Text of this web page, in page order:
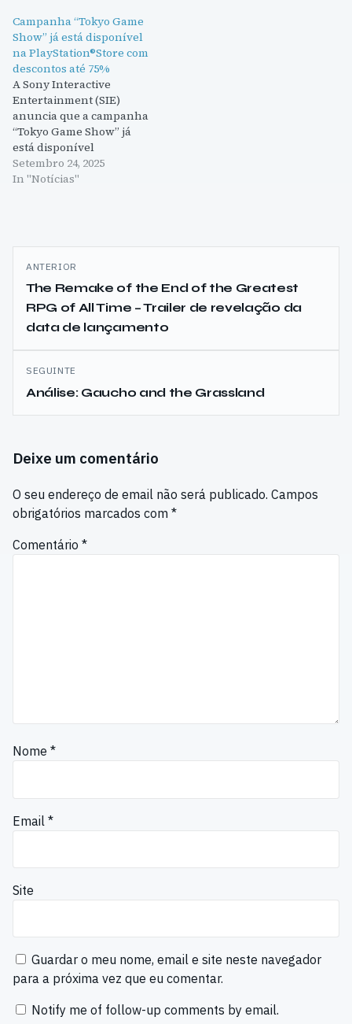
Campanha “Tokyo Game
Show” já está disponível
na PlayStation®Store com
descontos até 75%
A Sony Interactive
Entertainment (SIE)
anuncia que a campanha
“Tokyo Game Show” já
está disponível
na PlayStation®Store, com
descontos únicos de até
deixamos um resumo dos
principais
destaques desta
campanha: Demon Slayer
-Kimetsu no Yaiba- The
Hinokami Chronicles…
Setembro 24, 2025
In "Notícias"
Navegação
de
artigos
ANTERIOR
The Remake of the End of the Greatest
RPG of All Time – Trailer de revelação da
data de lançamento
SEGUINTE
Análise: Gaucho and the Grassland
Deixe um comentário
O seu endereço de email não será publicado. Campos
obrigatórios marcados com *
Comentário *
Nome *
Email *
Site
Guardar o meu nome, email e site neste navegador
para a próxima vez que eu comentar.
Notify me of follow-up comments by email.